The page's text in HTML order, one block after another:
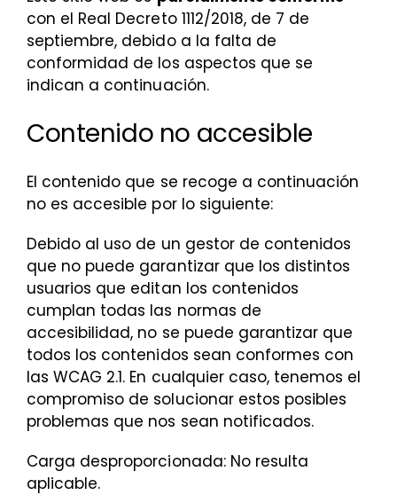
con el Real Decreto 1112/2018, de 7 de
septiembre, debido a la falta de
conformidad de los aspectos que se
indican a continuación.
Contenido no accesible
El contenido que se recoge a continuación
no es accesible por lo siguiente:
Debido al uso de un gestor de contenidos
que no puede garantizar que los distintos
usuarios que editan los contenidos
cumplan todas las normas de
accesibilidad, no se puede garantizar que
todos los contenidos sean conformes con
las WCAG 2.1. En cualquier caso, tenemos el
compromiso de solucionar estos posibles
problemas que nos sean notificados.
Carga desproporcionada: No resulta
aplicable.